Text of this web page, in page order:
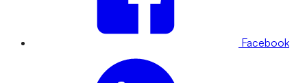
Facebook